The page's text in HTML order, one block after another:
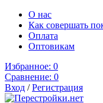
О нас
Как совершать
Оплата
Оптовикам
Избранное: 0
Сравнение: 0
Вход /Регистрация